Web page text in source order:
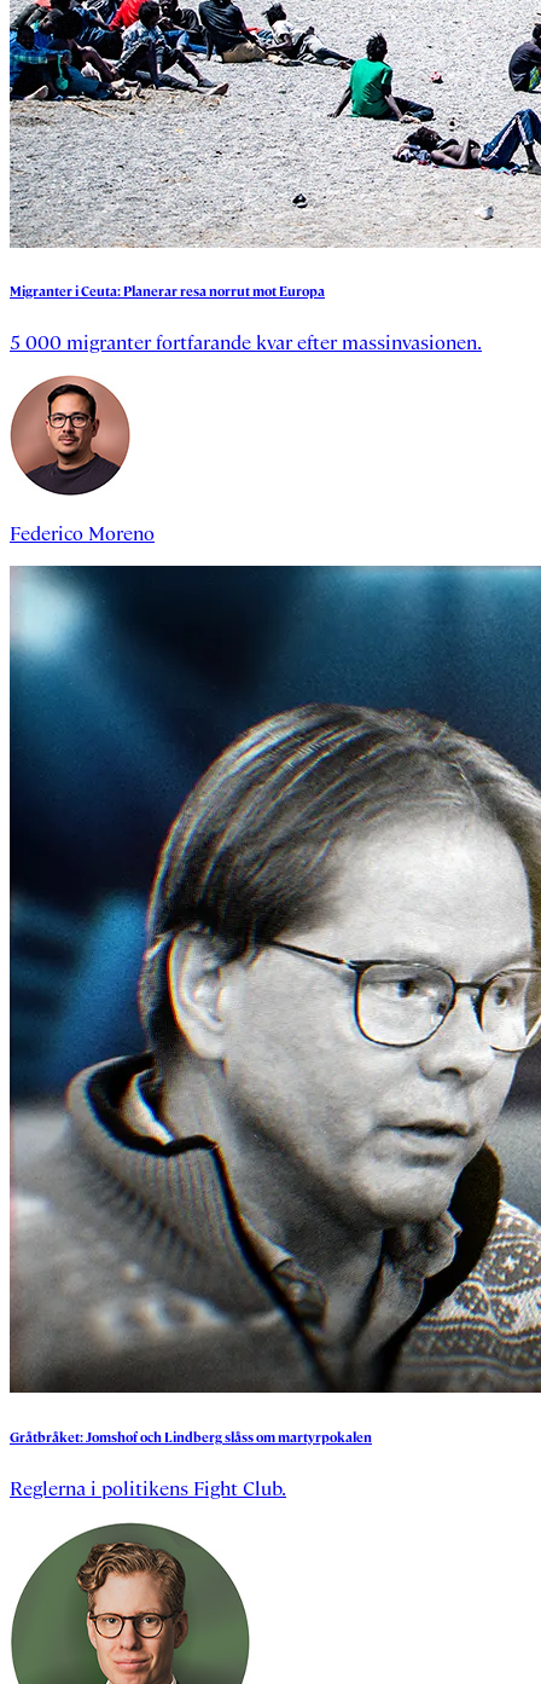
MigranteriCeuta:PlanerarresanorrutmotEuropa
5 000 migranter fortfarande kvar efter massinvasionen.
Federico Moreno
Gråtbråket:JomshofochLindbergslåssommartyrpokalen
Reglerna i politikens Fight Club.